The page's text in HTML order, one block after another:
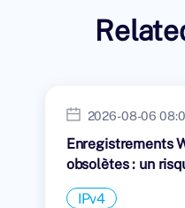
2026-08-06
Enregistrements
obsolètes : un
transferts IPv4
IPv4